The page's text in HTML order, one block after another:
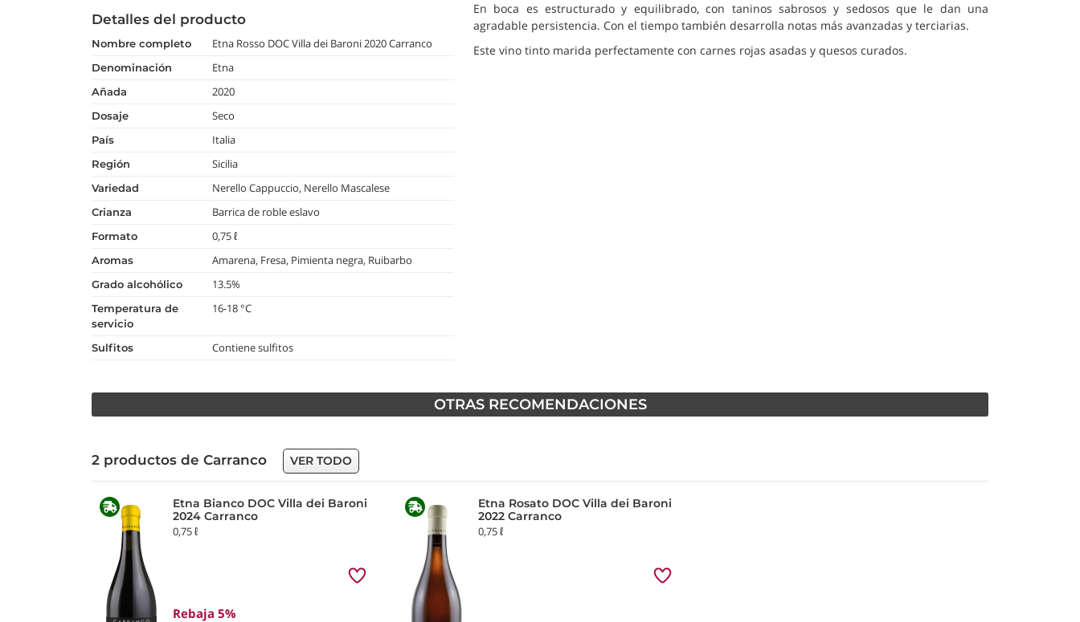
Detalles del producto
nombre completo Etna Rosso DOC Villa dei Baroni 2020 Carranco
denominación Etna
añada 2020
dosaje Seco
país Italia
región Sicilia
variedad Nerello Cappuccio, Nerello Mascalese
crianza Barrica de roble eslavo
formato 0,75 ℓ
aromas Amarena, Fresa, Pimienta negra, Ruibarbo
grado alcohólico 13.5%
temperatura de
servicio
16-18 °C
Sulfitos Contiene sulfitos
En boca es estructurado y equilibrado, con taninos sabrosos y sedosos que le dan una
agradable persistencia. Con el tiempo también desarrolla notas más avanzadas y terciarias.
Este vino tinto marida perfectamente con carnes rojas asadas y quesos curados.
OTRAS RECOMENDACIONES
2 productos de Carranco VER TODO
Etna Bianco DOC Villa dei Baroni
2024 Carranco
0,75 ℓ
Rebaja 5%
Etna Rosato DOC Villa dei Baroni
2022 Carranco
0,75 ℓ